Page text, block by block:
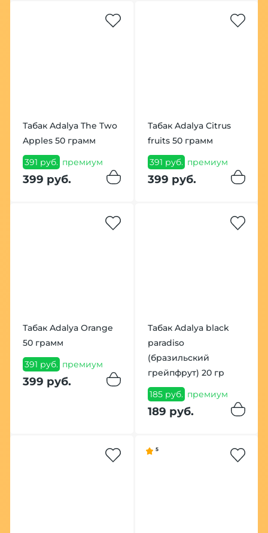
Табак Adalya The Two
Apples 50 грамм
391 руб. премиум
399 руб.
Табак Adalya Citrus
fruits 50 грамм
391 руб. премиум
399 руб.
Табак Adalya Orange
50 грамм
391 руб. премиум
399 руб.
Табак Adalya black
paradiso
(бразильский
грейпфрут) 20 гр
185 руб. премиум
189 руб.
5